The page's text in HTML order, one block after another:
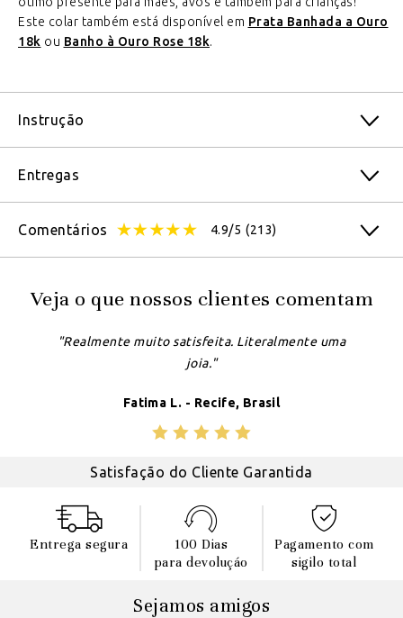
Este colar também está disponível em Prata Banhada a Ouro
18k ou Banho à Ouro Rose 18k.
Instrução
Entregas
Comentários 4.9/5 (213)
Veja o que nossos clientes comentam
"Realmente muito satisfeita. Literalmente uma
joia."
Fatima L. - Recife, Brasil
Satisfação do Cliente Garantida
Entrega segura
100 Dias
para devoluçáo
Pagamento com
sigilo total
Sejamos amigos